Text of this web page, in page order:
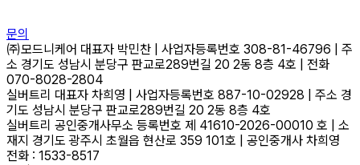
문의
㈜모드니케어 대표자 박민찬 사업자등록번호 308-81-46796
주
소 경기도 성남시 분당구 판교로289번길 20 2동 8층 4호
전화
070-8028-2804
실버트리 대표자 차희영 사업자등록번호 887-10-02928 주소 경
기도 성남시 분당구 판교로289번길 20 2동 8층 4호
실버트리 공인중개사무소 등록번호 제 41610-2026-00010 호
소
재지 경기도 광주시 초월읍 현산로 359 101호 공인중개사 차희영
전화 : 1533-8517